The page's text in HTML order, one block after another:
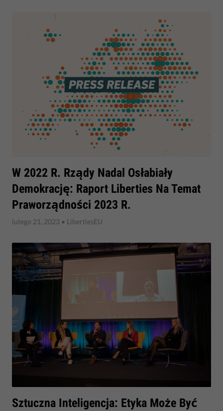
​W 2022 R. Rządy Nadal Osłabiały
Demokrację: Raport Liberties Na Temat
Praworządności 2023 R.
lutego 21, 2023 • LibertiesEU
​Sztuczna Inteligencja: Etyka Może Być